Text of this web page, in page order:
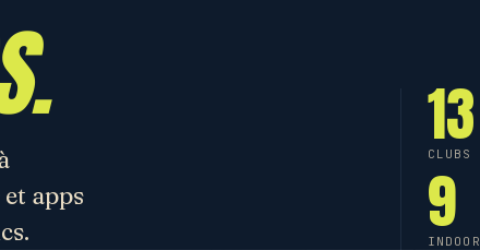
apps
13
CLUBS
9
INDOOR